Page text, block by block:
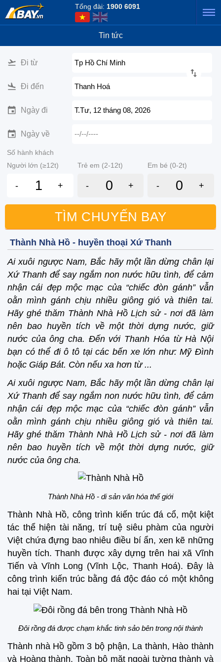
Tổng đài: 1900 6091
Tin tức
Đi từ Tp Hồ Chí Minh
Đi đến Thanh Hoá
Ngày đi T.Tư, 12 tháng 08, 2026
Ngày về --/--/----
Số hành khách
Người lớn (≥12t)
Trẻ em (2-12t) Em bé (0-2t)
- + - + - +
TÌM CHUYẾN BAY
Thành Nhà Hồ - huyền thoại Xứ Thanh
Ai xuôi ngược Nam, Bắc hãy một lần dừng chân lại
Xứ Thanh để say ngắm non nước hữu tình, để cảm
nhận cái đẹp mộc mạc của “chiếc đòn gánh” vẫn
oằn mình gánh chịu nhiều giông gió và thiên tai.
Hãy ghé thăm Thành Nhà Hồ Lịch sử - nơi đã làm
nên bao huyền tích về một thời dựng nước, giữ
nước của ông cha. Đến với Thanh Hóa từ Hà Nội
bạn có thể đi ô tô tại các bến xe lớn như: Mỹ Đình
hoặc Giáp Bát. Còn nếu xa hơn từ ...
Ai xuôi ngược Nam, Bắc hãy một lần dừng chân lại
Xứ Thanh để say ngắm non nước hữu tình, để cảm
nhận cái đẹp mộc mạc của “chiếc đòn gánh” vẫn
oằn mình gánh chịu nhiều giông gió và thiên tai.
Hãy ghé thăm Thành Nhà Hồ Lịch sử - nơi đã làm
nên bao huyền tích về một thời dựng nước, giữ
nước của ông cha.
Thành Nhà Hồ - di sản văn hóa thế giới
Thành Nhà Hồ, công trình kiến trúc đá cổ, một kiệt
tác thể hiện tài năng, trí tuệ siêu phàm của người
Việt chứa đựng bao nhiêu điều bí ẩn, xen kẽ những
huyền tích. Thanh được xây dựng trên hai xã Vĩnh
Tiến và Vĩnh Long (Vĩnh Lộc, Thanh Hoá). Đây là
công trình kiến trúc bằng đá độc đáo có một không
hai tại Việt Nam.
Đôi rồng đá được chạm khắc tinh sảo bên trong nội thành
Thành nhà Hồ gồm 3 bộ phận, La thành, Hào thành
và Hoàng thành. Toàn bộ mặt ngoài tường thành và